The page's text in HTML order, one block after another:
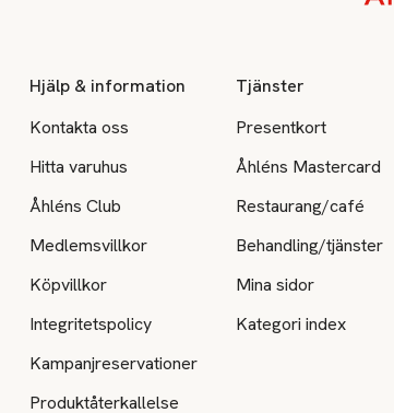
Hjälp & information
Kontakta oss
Hitta varuhus
Åhléns Club
Medlemsvillkor
Köpvillkor
Integritetspolicy
Kampanjreservationer
Produktåterkallelse
Tjänster
Presentkort
Åhléns Mastercard
Restaurang/café
Behandling/tjänster
Mina sidor
Kategori index